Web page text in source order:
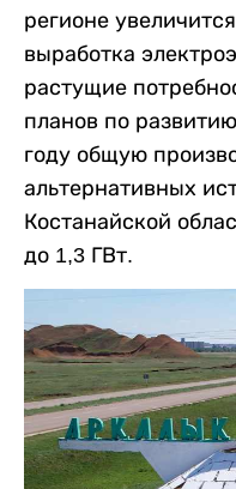
регионе
выработка
растущие
планов по
году общую
альтернативных
Костанайской
до 1,3 ГВт.